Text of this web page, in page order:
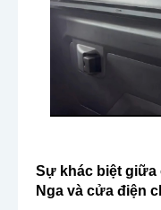
Sự khác biệt
Nga và cửa điện